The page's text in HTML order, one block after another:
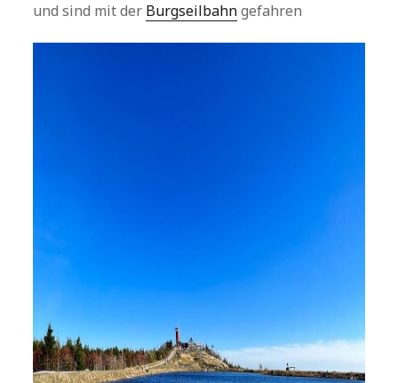
und sind mit der Burgseilbahngefahren